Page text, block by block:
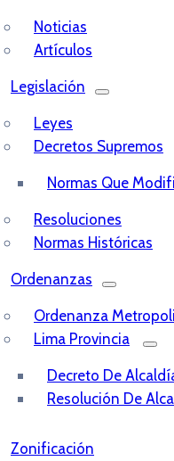
Noticias
Artículos
Legislación
Leyes
Decretos Supremos
Normas Que
Resoluciones
Normas Históricas
Ordenanzas
Ordenanza
Lima Provincia
Decreto De
Resolución De
Zonificación